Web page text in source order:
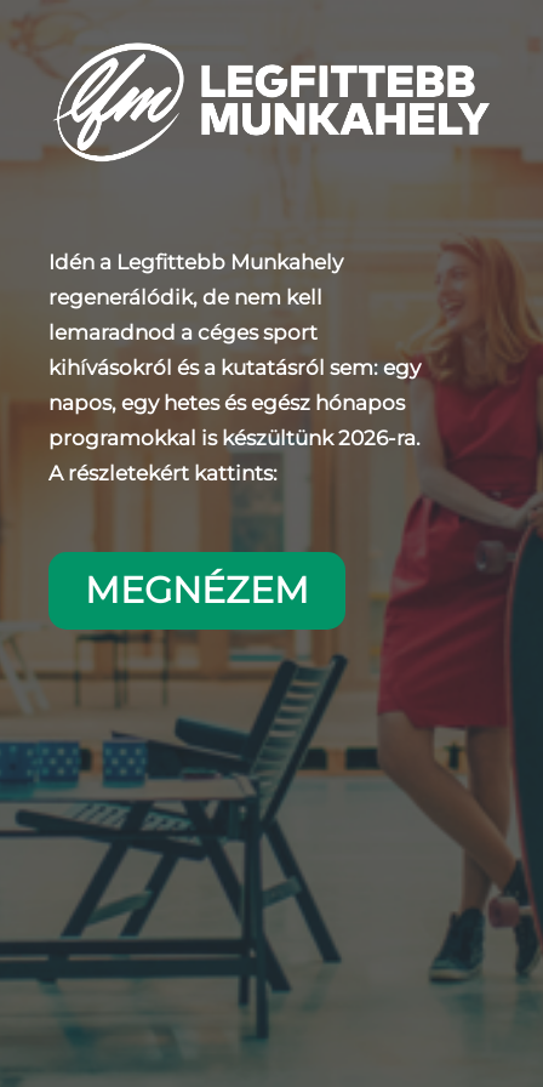
Idén a Legfittebb Munkahely
regenerálódik, de nem kell
lemaradnod a céges sport
kihívásokról és a kutatásról sem: egy
napos, egy hetes és egész hónapos
programokkal is készültünk 2026-ra.
A részletekért kattints:
MEGNÉZEM